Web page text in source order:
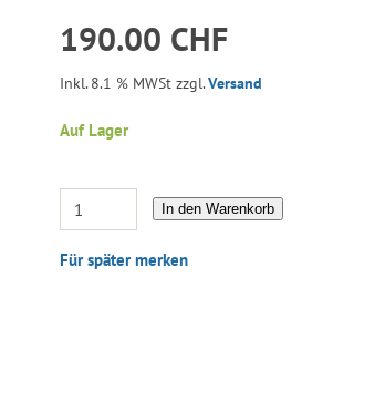
190.00 CHF
Inkl. 8.1 % MWSt zzgl.Versand
Auf Lager
In den Warenkorb
Für später merken